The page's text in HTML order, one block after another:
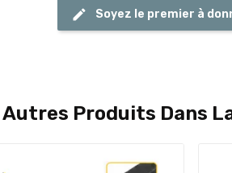
Soyez le premier à
Autres Produits Dans